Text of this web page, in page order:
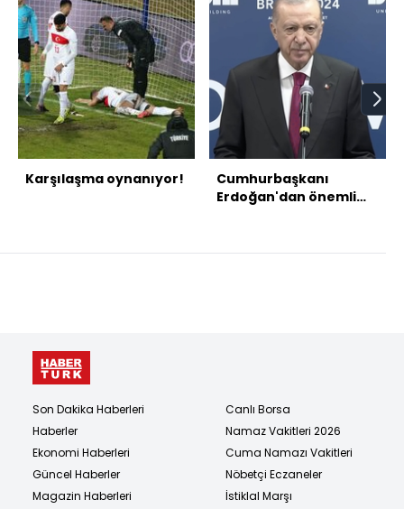
Karşılaşma oynanıyor!
Cumhurbaşkanı
Erdoğan'dan önemli
Son Dakika Haberleri
Haberler
Ekonomi Haberleri
Güncel Haberler
Magazin Haberleri
Canlı Borsa
Namaz Vakitleri 2026
Cuma Namazı Vakitleri
Nöbetçi Eczaneler
İstiklal Marşı